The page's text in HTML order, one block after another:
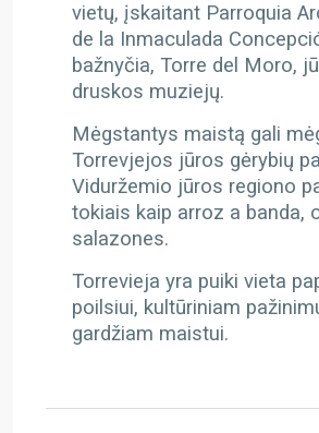
vietų, įskaitant Parroquia
de la Inmaculada
bažnyčia, Torre del Moro,
druskos muziejų.
Mėgstantys maistą gali
Torrevjejos jūros gėrybių
Viduržemio jūros regiono
tokiais kaip arroz a banda,
salazones.
Torrevieja yra puiki vieta
poilsiui, kultūriniam
gardžiam maistui.